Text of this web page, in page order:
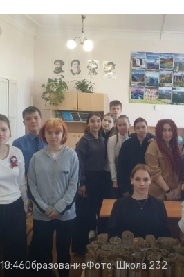
ОбразованиеФото:Школа 232